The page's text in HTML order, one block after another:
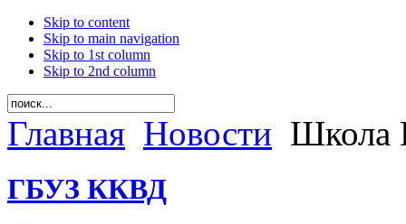
Skip to content
Skip to main navigation
Skip to 1st column
Skip to 2nd column
Главная Новости Школа
ГБУЗ ККВД